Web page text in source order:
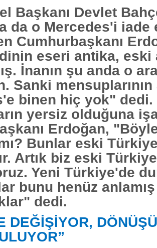
Başkanı Devlet
da o Mercedes'i iade
Cumhurbaşkanı
eseri antika, eski
İnanın şu anda o
Sanki mensuplarının
binen hiç yok"
yersiz olduğuna
Erdoğan,
Bunlar eski
Artık biz eski
Yeni Türkiye'de
bunu henüz
dedi.
DEĞİŞİYOR,